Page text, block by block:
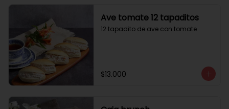
Ave tomate 12 tapaditos
12 tapadito de ave con tomate
$13.000